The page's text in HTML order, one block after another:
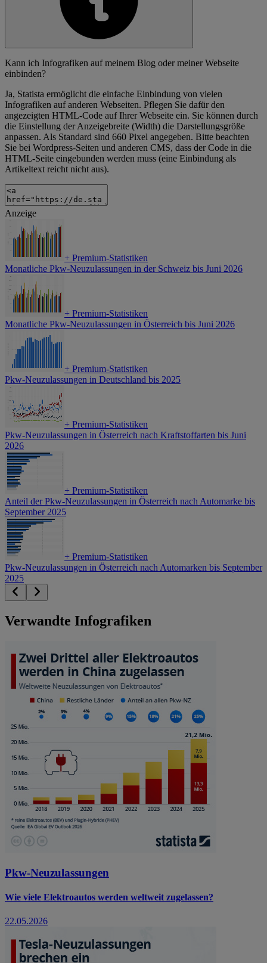
Kann ich Infografiken auf meinem Blog oder meiner Webseite
einbinden?
Ja, Statista ermöglicht die einfache Einbindung von vielen
Infografiken auf anderen Webseiten. Pflegen Sie dafür den
angezeigten HTML-Code auf Ihrer Webseite ein. Sie können durch
die Einstellung der Anzeigebreite (Width) die Darstellungsgröße
anpassen. Als Standard sind 660 Pixel angegeben. Bitte beachten
Sie bei Wordpress-Seiten und anderen CMS, dass der Code in die
HTML-Seite eingebunden werden muss (eine Einbindung als
Artikeltext reicht nicht aus).
Anzeige
+ Premium-Statistiken
Monatliche Pkw-Neuzulassungen in der Schweiz bis Juni 2026
+ Premium-Statistiken
Monatliche Pkw-Neuzulassungen in Österreich bis Juni 2026
+ Premium-Statistiken
Pkw-Neuzulassungen in Deutschland bis 2025
+ Premium-Statistiken
Pkw-Neuzulassungen in Österreich nach Kraftstoffarten bis Juni
2026
+ Premium-Statistiken
Anteil der Pkw-Neuzulassungen in Österreich nach Automarke bis
September 2025
+ Premium-Statistiken
Pkw-Neuzulassungen in Österreich nach Automarken bis September
2025
Verwandte Infografiken
Pkw-Neuzulassungen
Wie viele Elektroautos werden weltweit zugelassen?
22.05.2026